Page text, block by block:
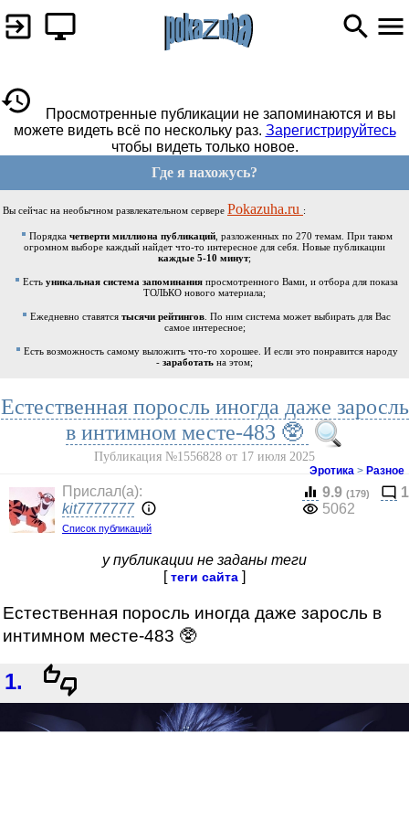
Просмотренные публикации не запоминаются и вы
можете видеть всё по нескольку раз. Зарегистрируйтесь
чтобы видеть только новое.
Где я нахожусь?
Вы сейчас на необычном развлекательном сервере Pokazuha.ru :
Порядка четверти миллиона публикаций, разложенных по 270 темам. При таком
огромном выборе каждый найдет что-то интересное для себя. Новые публикации
каждые 5-10 минут;
Есть уникальная система запоминания просмотренного Вами, и отбора для показа
ТОЛЬКО нового материала;
Ежедневно ставятся тысячи рейтингов . По ним система может выбирать для Вас
самое интересное;
Есть возможность самому выложить что-то хорошее. И если это понравится народу
- заработать на этом;
Естественная поросль иногда даже заросль
в интимном месте-483 🥸
Публикация №1556828 от 17 июля 2025
Эротика > Разное
Прислал(a):
kit7777777
Список публикаций
9.9 (179)
1
5062
у публикации не заданы теги
[теги сайта ]
Естественная поросль иногда даже заросль в
интимном месте-483 🥸
1.